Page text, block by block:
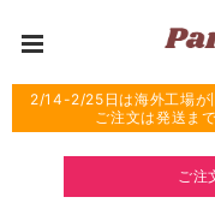
2/14-2/25日は海外工場が
ご注文は発送ま
ご注